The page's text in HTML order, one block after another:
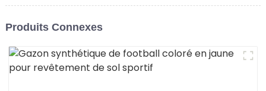
Produits Connexes